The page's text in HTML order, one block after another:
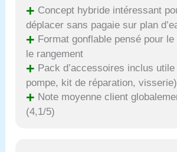
+ Concept hybride intéressant
déplacer sans pagaie sur plan
+ Format gonflable pensé pour
le rangement
+ Pack d’accessoires inclus
pompe, kit de réparation, visserie)
+ Note moyenne client
(4,1/5)